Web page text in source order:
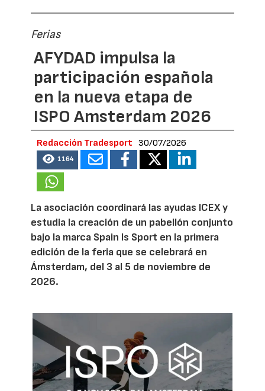
Ferias
AFYDAD impulsa la
participación española
en la nueva etapa de
ISPO Amsterdam 2026
Redacción Tradesport 30/07/2026
1164
La asociación coordinará las ayudas ICEX y
estudia la creación de un pabellón conjunto
bajo la marca Spain Is Sport en la primera
edición de la feria que se celebrará en
Ámsterdam, del 3 al 5 de noviembre de
2026.